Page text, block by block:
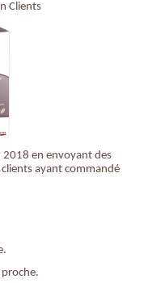
Clients
2018 en envoyant des
ayant commandé